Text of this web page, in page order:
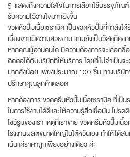
5. แสดงถึงความใส่ใจในการเลือกใช้บรรจุภัณ
รับความไว้วางใจมากยิ่งขึ้น
ขวดหัวปั๊มเนื้อเซรามิค เป็นขวดหัวปั๊มที่กำลังได้
เนื่องจากมีความสวยงาม แถมยังเป็นวัสดุที่คง
หากคุณผู้อ่านคนใด มีความต้องการจะเลือกซื้
ติดต่อได้กับบริษัทที่ให้บริการ โดยที่ไม่จำเป็นจะ
มากสั่งน้อย เพียงประมาณ 100 ชิ้น ทางบริษัท
ปรึกษาคุณลูกค้าตลอด
หากต้องการ ขวดครีมหัวปั๊มเนื้อเซรามิค ที่เป็
ในการใช้งานได้ดีและให้ความรู้สึกเชื่อมั่น โปร
โชว์รูมของเรา เหตุที่เราขาย ขวดครีมหัวปั๊มเนื้
โรงงานผลิตขนาดใหญ่ในใต้หวันเอง ทำให้ได้
เน้นแค่ราคาถูกเพียงอย่างเดียว ค่ะ